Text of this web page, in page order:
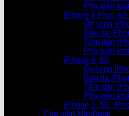
Phụ kiện
iPhone 6 Plus,
Ốp lưng
Bao da
Tấm dán
Phụ kiện
iPhone 6, 6S
Ốp lưng
Bao da
Tấm dán
Phụ kiện
iPhone 5, 5S,
Phụ kiện MacBook